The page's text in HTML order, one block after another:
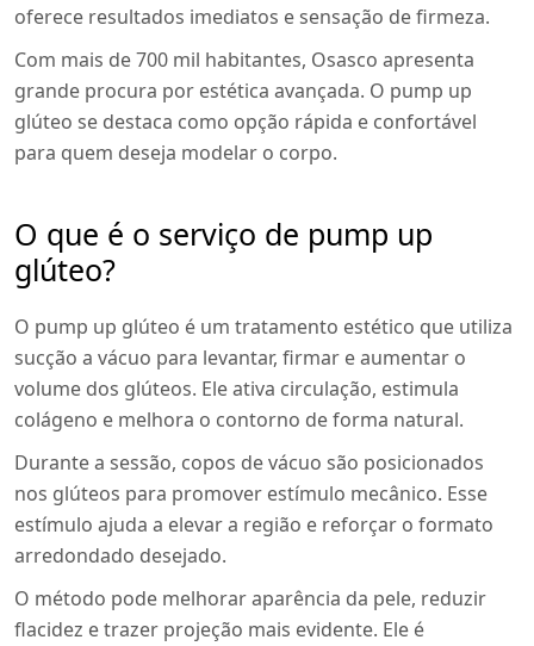
oferece resultados imediatos e sensação de firmeza.
Com mais de 700 mil habitantes, Osasco apresenta
grande procura por estética avançada. O pump up
glúteo se destaca como opção rápida e confortável
para quem deseja modelar o corpo.
O que é o serviço de pump up
glúteo?
O pump up glúteo é um tratamento estético que utiliza
sucção a vácuo para levantar, firmar e aumentar o
volume dos glúteos. Ele ativa circulação, estimula
colágeno e melhora o contorno de forma natural.
Durante a sessão, copos de vácuo são posicionados
nos glúteos para promover estímulo mecânico. Esse
estímulo ajuda a elevar a região e reforçar o formato
arredondado desejado.
O método pode melhorar aparência da pele, reduzir
flacidez e trazer projeção mais evidente. Ele é